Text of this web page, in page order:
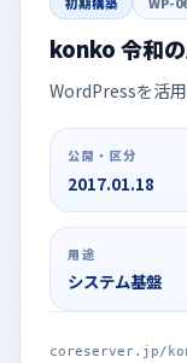
konko 令和
WordPressを活
公開・区分
2017.01.18
用途
システム基盤
coreserver.jp/